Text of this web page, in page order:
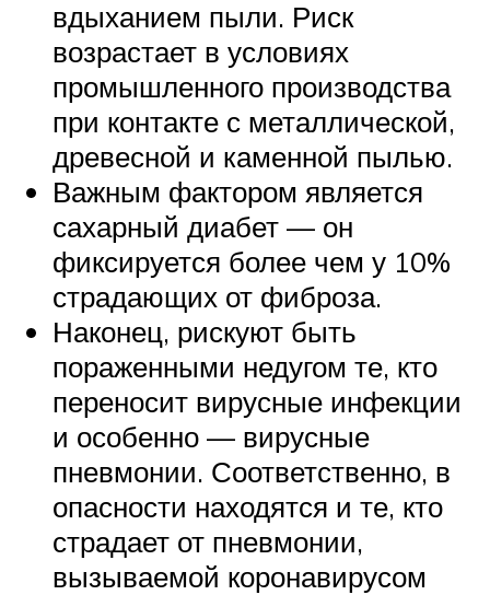
вдыханием пыли. Риск
возрастает в условиях
промышленного производства
при контакте с металлической,
древесной и каменной пылью.
Важным фактором является
сахарный диабет — он
фиксируется более чем у 10%
страдающих от фиброза.
Наконец, рискуют быть
пораженными недугом те, кто
переносит вирусные инфекции
и особенно — вирусные
пневмонии. Соответственно, в
опасности находятся и те, кто
страдает от пневмонии,
вызываемой коронавирусом